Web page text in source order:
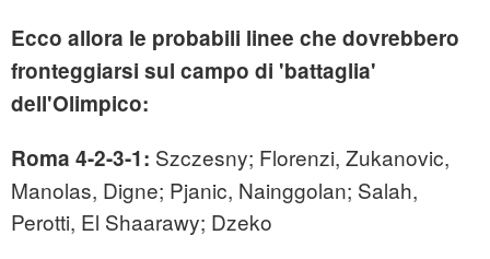
Ecco allora le probabili linee che dovrebbero
fronteggiarsi sul campo di 'battaglia'
dell'Olimpico:
Roma 4-2-3-1: Szczesny; Florenzi, Zukanovic,
Manolas, Digne; Pjanic, Nainggolan; Salah,
Perotti, El Shaarawy; Dzeko